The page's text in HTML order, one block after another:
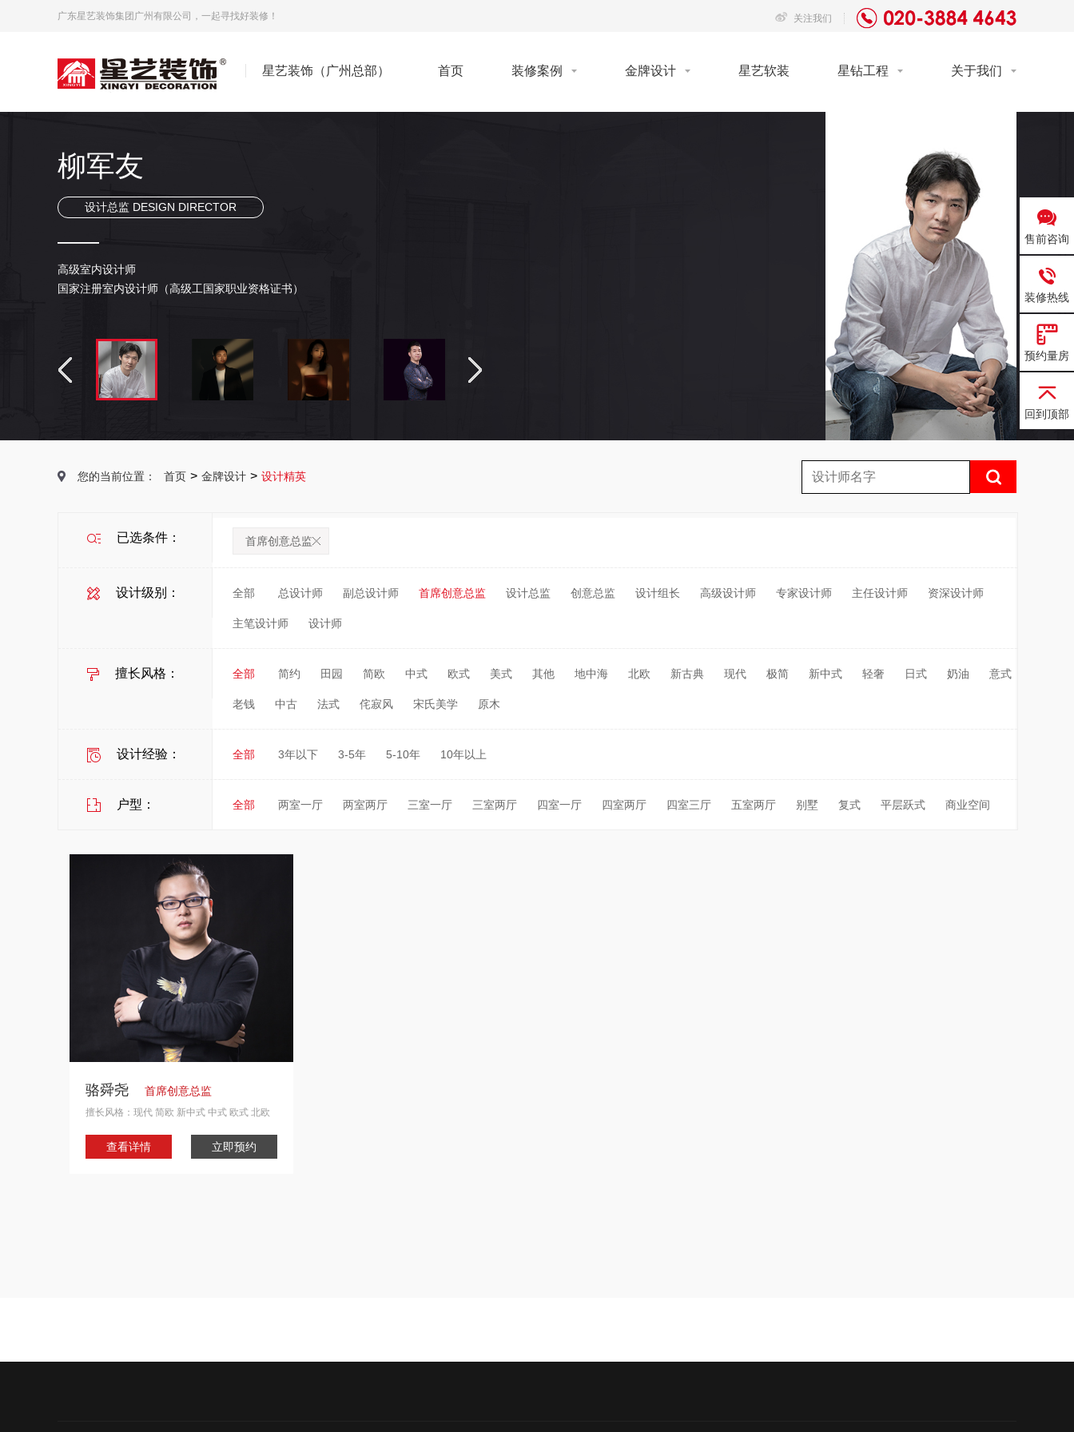
广东星艺装饰集团广州有限公司，一起寻找好装修！ 关注我们
星艺装饰（广州总部） 首页 装修案例 金牌设计 星艺软装 星钻工程 关于我们
凌美强
设计总监 DESIGN DIRECTOR
广州总部C6组设计总监
艺术设计系毕业，进修广州美术学院环艺系
魏己成
副总设计师 DEPUTY CHIEF DESIGNER
学士学位 研修于清华大学美术学院 中国高级室内建筑师，
国家中级职称，广州市优秀室内设计师...
帅伯尤
副总设计师 DEPUTY CHIEF DESIGNER
毕业于南昌大学艺术学院设计艺术专业，
本科学历，学士学位。
陈文辉
副总设计师 DEPUTY CHIEF DESIGNER
•注册高级室内设计师 •星艺装饰集团广州总部设计总监、副总设计师 •广东岭南职业技术学院客座教...
柳军友
设计总监 DESIGN DIRECTOR
高级室内设计师
国家注册室内设计师（高级工国家职业资格证书）
陈热情
设计总监 DESIGN DIRECTOR
毕业于广州工程学院 室内设计师专业，从事家居室内设计7年，擅长现代、欧式、美式、中式等设计风格
张利欢
设计总监 DESIGN DIRECTOR
星艺总部 副总设计兼设计总监；
多次游学法国，德国，奥地利，俄罗斯，巴塞罗那，日本，迪拜，...
您的当前位置： 首页 > 金牌设计 > 设计精英
已选条件： 首席创意总监
设计级别： 全部 总设计师 副总设计师 首席创意总监 设计总监 创意总监 设计组长 高级设计师 专家设计师 主任设计师 资深设计师
主笔设计师 设计师
擅长风格： 全部 简约 田园 简欧 中式 欧式 美式 其他 地中海 北欧 新古典 现代 极简 新中式 轻奢 日式 奶油 意式
老钱 中古 法式 侘寂风 宋氏美学 原木
设计经验： 全部 3年以下 3-5年 5-10年 10年以上
户型： 全部 两室一厅 两室两厅 三室一厅 三室两厅 四室一厅 四室两厅 四室三厅 五室两厅 别墅 复式 平层跃式 商业空间
骆舜尧 首席创意总监
擅长风格：现代 简欧 新中式 中式 欧式 北欧
计及手绘类奖项，曾担任庐山艺术特训营特聘
查看详情 立即预约
售前咨询
装修热线
预约量房
回到顶部